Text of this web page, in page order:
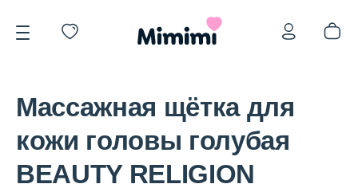
*OVERSTOCK -30%
Массажная щётка для
кожи головы голубая
BEAUTY RELIGION